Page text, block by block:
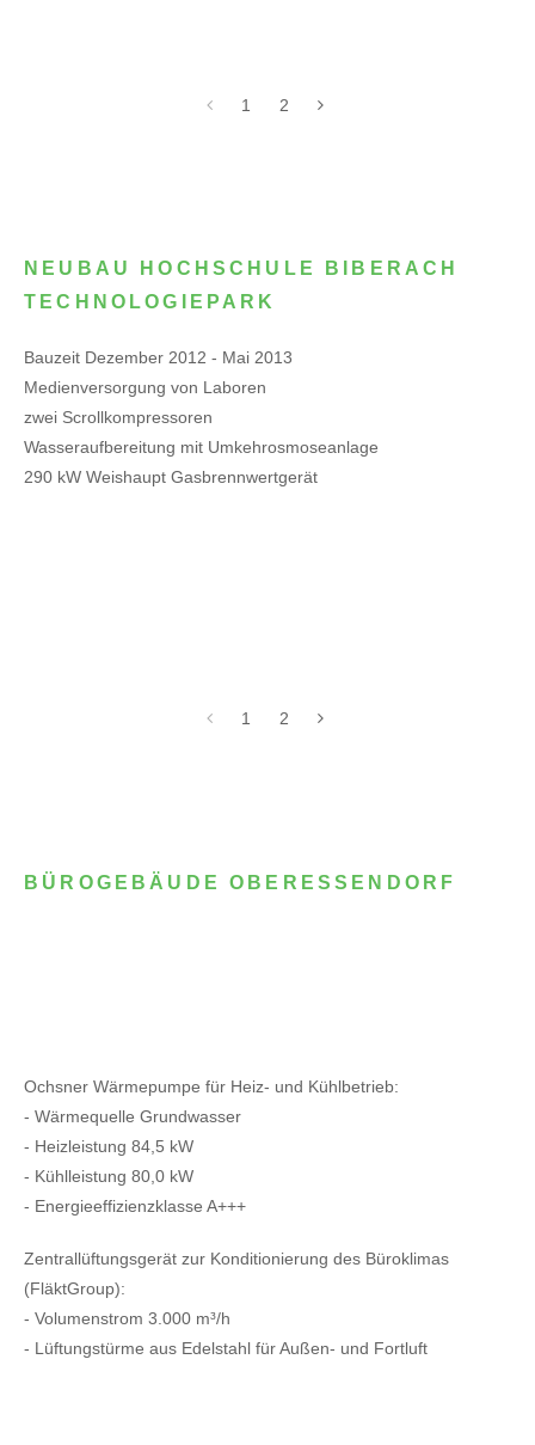
1 2
NEUBAU HOCHSCHULE BIBERACH
TECHNOLOGIEPARK
Bauzeit Dezember 2012 - Mai 2013
Medienversorgung von Laboren
zwei Scrollkompressoren
Wasseraufbereitung mit Umkehrosmoseanlage
290 kW Weishaupt Gasbrennwertgerät
1 2
BÜROGEBÄUDE OBERESSENDORF
Ochsner Wärmepumpe für Heiz- und Kühlbetrieb:
- Wärmequelle Grundwasser
- Heizleistung 84,5 kW
- Kühlleistung 80,0 kW
- Energieeffizienzklasse A+++
Zentrallüftungsgerät zur Konditionierung des Büroklimas
(FläktGroup):
- Volumenstrom 3.000 m³/h
- Lüftungstürme aus Edelstahl für Außen- und Fortluft